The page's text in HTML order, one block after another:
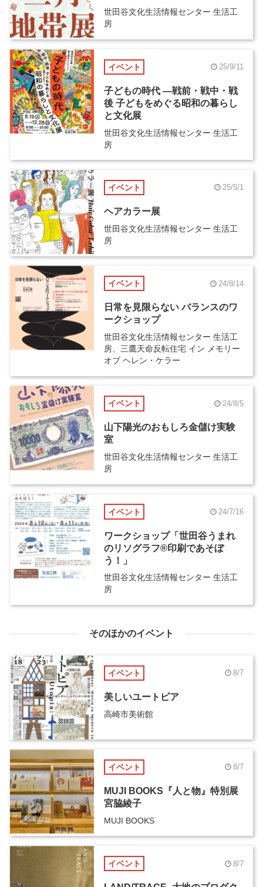
世田谷文化生活情報センター 生活工
房
イベント 25/9/11
子どもの時代 ―戦前・戦中・戦
後 子どもをめぐる昭和の暮らし
と文化展
世田谷文化生活情報センター 生活工
房
イベント 25/5/1
ヘアカラー展
世田谷文化生活情報センター 生活工
房
イベント 24/8/14
日常を見限らない バランスのワ
ークショップ
世田谷文化生活情報センター 生活工
房、三鷹天命反転住宅 イン メモリー
オブ ヘレン・ケラー
イベント 24/8/5
山下陽光のおもしろ金儲け実験
室
世田谷文化生活情報センター 生活工
房
イベント 24/7/16
ワークショップ「世田谷うまれ
のリソグラフ®印刷であそぼ
う！」
世田谷文化生活情報センター 生活工
房
そのほかのイベント
イベント 8/7
美しいユートピア
高崎市美術館
イベント 8/7
MUJI BOOKS『人と物』特別展
宮脇綾子
MUJI BOOKS
イベント 8/7